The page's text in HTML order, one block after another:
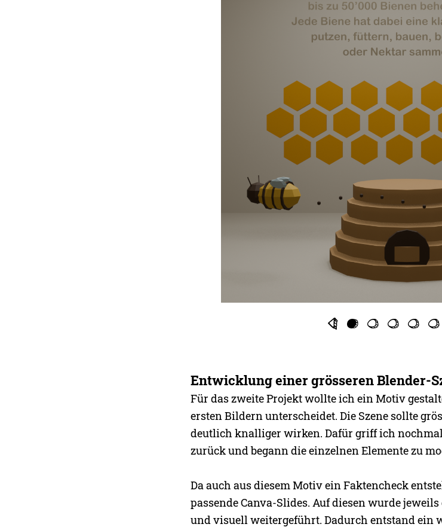
Entwicklung einer grösseren Blender-
Für das zweite Projekt wollte ich ein Motiv
ersten Bildern unterscheidet. Die Szene sollte
deutlich knalliger wirken. Dafür griff ich
zurück und begann die einzelnen Elemente zu
Da auch aus diesem Motiv ein Faktencheck
passende Canva-Slides. Auf diesen wurde
und visuell weitergeführt. Dadurch entstand ein